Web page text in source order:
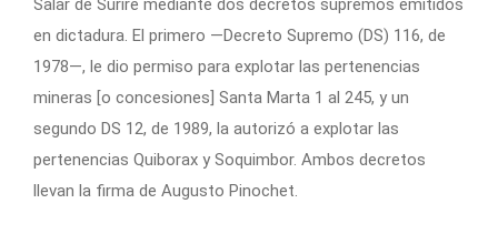
Salar de Surire mediante dos decretos supremos emitidos
en dictadura. El primero —Decreto Supremo (DS) 116, de
1978—, le dio permiso para explotar las pertenencias
mineras [o concesiones] Santa Marta 1 al 245, y un
segundo DS 12, de 1989, la autorizó a explotar las
pertenencias Quiborax y Soquimbor. Ambos decretos
llevan la firma de Augusto Pinochet.